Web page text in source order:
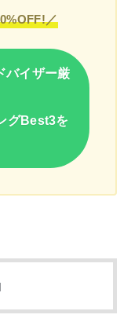
／
バイザー厳
グBest3を